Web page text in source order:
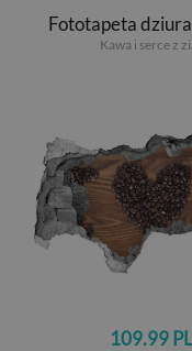
Fototapeta
Kawa i serce z
109.99